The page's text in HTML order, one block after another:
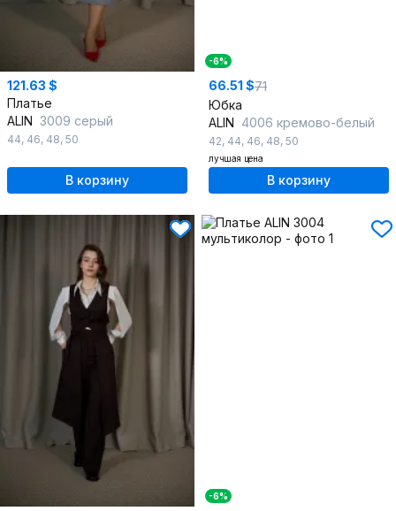
121.63 $
Платье
ALIN 3009 серый
44, 46, 48, 50
В корзину
-6%
66.51 $71
Юбка
ALIN 4006 кремово-белый
42, 44, 46, 48, 50
лучшая цена
В корзину
-6%